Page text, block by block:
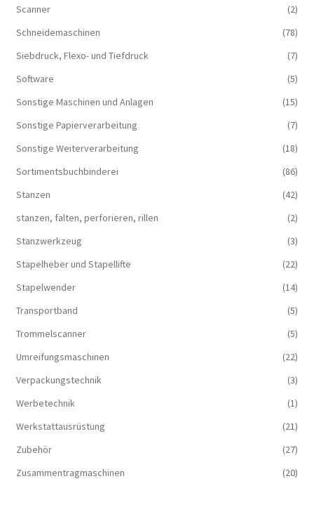
Scanner
(2)
Schneidemaschinen
(78)
Siebdruck, Flexo- und Tiefdruck
(7)
Software
(5)
Sonstige Maschinen und Anlagen
(15)
Sonstige Papierverarbeitung
(7)
Sonstige Weiterverarbeitung
(18)
Sortimentsbuchbinderei
(86)
Stanzen
(42)
stanzen, falten, perforieren, rillen
(2)
Stanzwerkzeug
(3)
Stapelheber und Stapellifte
(22)
Stapelwender
(14)
Transportband
(5)
Trommelscanner
(5)
Umreifungsmaschinen
(22)
Verpackungstechnik
(3)
Werbetechnik
(1)
Werkstattausrüstung
(21)
Zubehör
(27)
Zusammentragmaschinen
(20)